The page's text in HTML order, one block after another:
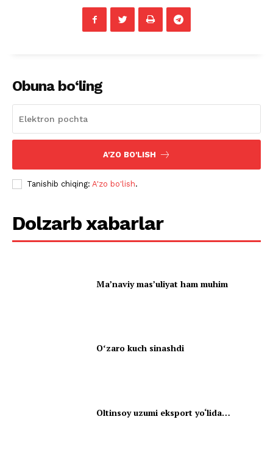
Obuna bo‘ling
A'ZO BO'LISH
Tanishib chiqing: A'zo bo'lish.
Dolzarb xabarlar
Ma’naviy mas’uliyat ham muhim
Oʻzaro kuch sinashdi
Oltinsoy uzumi eksport yo‘lida…